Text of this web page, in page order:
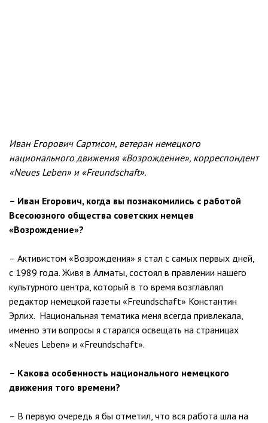
Иван Егорович Сартисон, ветеран немецкого
национального движения «Возрождение», корреспондент
«Neues Leben» и «Freundschaft».
– Иван Егорович, когда вы познакомились с работой
Всесоюзного общества советских немцев
«Возрождение»?
– Активистом «Возрождения» я стал с самых первых дней,
с 1989 года. Живя в Алматы, состоял в правлении нашего
культурного центра, который в то время возглавлял
редактор немецкой газеты «Freundschaft» Константин
Эрлих. Национальная тематика меня всегда привлекала,
именно эти вопросы я старался освещать на страницах
«Neues Leben» и «Freundschaft».
– Какова особенность национального немецкого
движения того времени?
– В первую очередь я бы отметил, что вся работа шла на